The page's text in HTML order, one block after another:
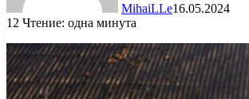
MihaiLLe16.05.2024
12 Чтение: одна минута